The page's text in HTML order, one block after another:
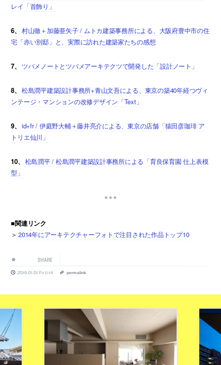
レイ「首飾り」
6、 村山徹＋加藤亜矢子 / ムトカ建築事務所による、大阪府豊中市の住
宅「赤い別邸」と、実際に訪れた建築家たちの感想
7、 ツバメノートとツバメアーキテクツで開発した「設計ノート」
8、 松島潤平建築設計事務所+青山文吾による、東京の築40年経つヴィ
ンテージ・マンションの改修デザイン「Text」
9、 id+fr / 伊庭野大輔＋藤井亮介による、東京の店舗「猿田彦珈琲 ア
トリエ仙川」
10、 松島潤平 / 松島潤平建築設計事務所による「育良保育園 仕上表模
型」
■関連リンク
＞ 2014年にアーキテクチャーフォトで注目された作品トップ10
SHARE
2016.01.01 Fri 11:14 permalink